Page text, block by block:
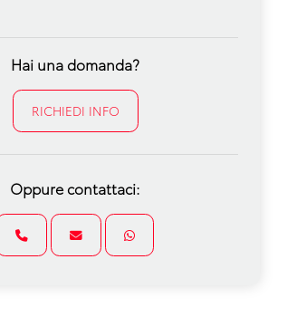
Hai una domanda?
RICHIEDI INFO
Oppure contattaci: